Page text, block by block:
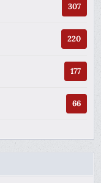
307
220
177
66